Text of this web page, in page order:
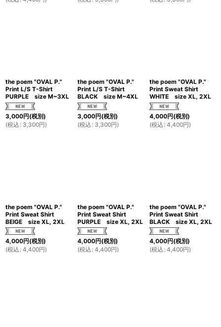
the poem "OVAL P."
Print L/S T-Shirt
PURPLE size M~3XL
3,000円(税別)
(税込 : 3,300円)
the poem "OVAL P."
Print L/S T-Shirt
BLACK size M~4XL
3,000円(税別)
(税込 : 3,300円)
the poem "OVAL P."
Print Sweat Shirt
WHITE size XL, 2XL
4,000円(税別)
(税込 : 4,400円)
the poem "OVAL P."
Print Sweat Shirt
BEIGE size XL, 2XL
4,000円(税別)
(税込 : 4,400円)
the poem "OVAL P."
Print Sweat Shirt
PURPLE size XL, 2XL
4,000円(税別)
(税込 : 4,400円)
the poem "OVAL P."
Print Sweat Shirt
BLACK size XL, 2XL
4,000円(税別)
(税込 : 4,400円)